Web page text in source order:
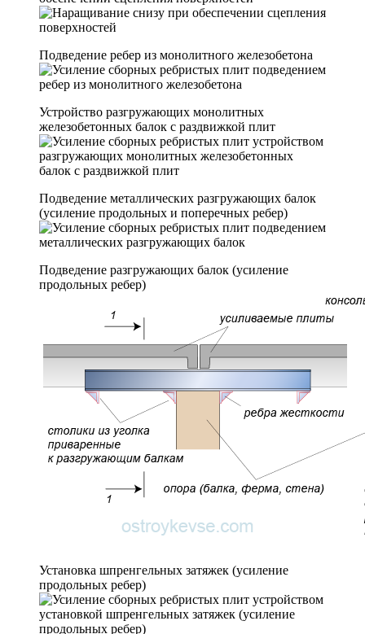
Подведение ребер из монолитного железобетона
Устройство разгружающих монолитных
железобетонных балок с раздвижкой плит
Подведение металлических разгружающих балок
(усиление продольных и поперечных ребер)
Подведение разгружающих балок (усиление
продольных ребер)
Установка шпренгельных затяжек (усиление
продольных ребер)